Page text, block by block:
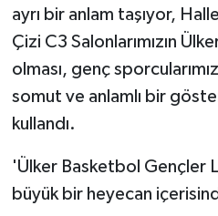
ayrı bir anlam taşıyor,
Çizi C3 Salonlarımızın
olması, genç
somut ve anlamlı bir
kullandı.
'Ülker Basketbol Gençler
büyük bir heyecan